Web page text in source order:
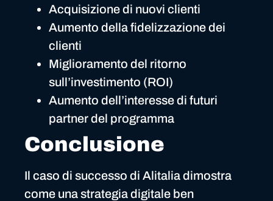
Acquisizione di nuovi clienti
Aumento della fidelizzazione dei
clienti
Miglioramento del ritorno
sull’investimento (ROI)
Aumento dell’interesse di futuri
partner del programma
Conclusione
Il caso di successo di Alitalia dimostra
come una strategia digitale ben